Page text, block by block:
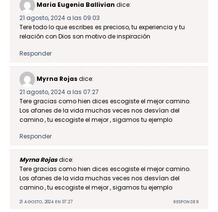
Maria Eugenia Ballivian dice:
21 agosto, 2024 a las 09:03
Tere todo lo que escribes es precioso, tu experiencia y tu
relación con Dios son motivo de inspiración
Responder
Myrna Rojasdice:
21 agosto, 2024 a las 07:27
Tere gracias como hien dices escogiste el mejor camino.
Los afanes de la vida muchas veces nos desvían del
camino , tu escogiste el mejor , sigamos tu ejemplo
Responder
Myrna Rojasdice:
Tere gracias como hien dices escogiste el mejor camino.
Los afanes de la vida muchas veces nos desvían del
camino , tu escogiste el mejor , sigamos tu ejemplo
21 AGOSTO, 2024 EN 07:27 RESPONDER